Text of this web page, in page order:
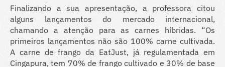
Finalizando a sua apresentação, a professora citou
alguns lançamentos do mercado internacional,
chamando a atenção para as carnes híbridas. “Os
primeiros lançamentos não são 100% carne cultivada.
A carne de frango da EatJust, já regulamentada em
Cingapura, tem 70% de frango cultivado e 30% de base